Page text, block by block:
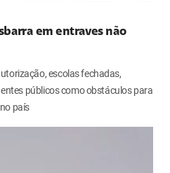
em entraves não
escolas fechadas,
públicos como obstáculos para
país